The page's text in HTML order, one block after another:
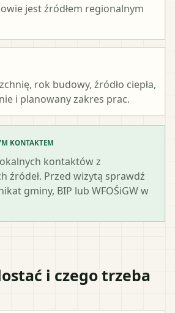
jest źródłem regionalnym
rok budowy, źródło ciepła,
i planowany zakres prac.
KONTAKTEM
kontaktów z
źródeł. Przed wizytą sprawdź
gminy, BIP lub WFOŚiGW w
i czego trzeba